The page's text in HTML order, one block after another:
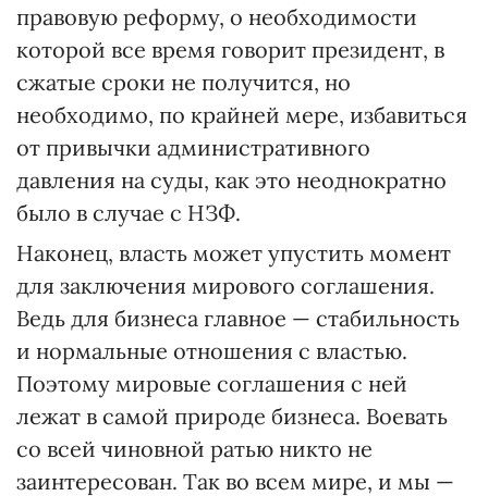
правовую реформу, о необходимости
которой все время говорит президент, в
сжатые сроки не получится, но
необходимо, по крайней мере, избавиться
от привычки административного
давления на суды, как это неоднократно
было в случае с НЗФ.
Наконец, власть может упустить момент
для заключения мирового соглашения.
Ведь для бизнеса главное — стабильность
и нормальные отношения с властью.
Поэтому мировые соглашения с ней
лежат в самой природе бизнеса. Воевать
со всей чиновной ратью никто не
заинтересован. Так во всем мире, и мы —